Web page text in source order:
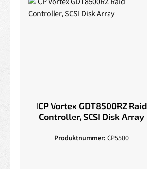
ICP Vortex GDT8500RZ Raid
Controller, SCSI Disk Array
Produktnummer: CP5500